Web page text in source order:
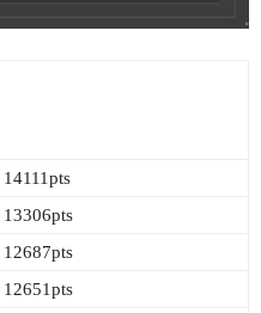
14111pts
13306pts
12687pts
12651pts